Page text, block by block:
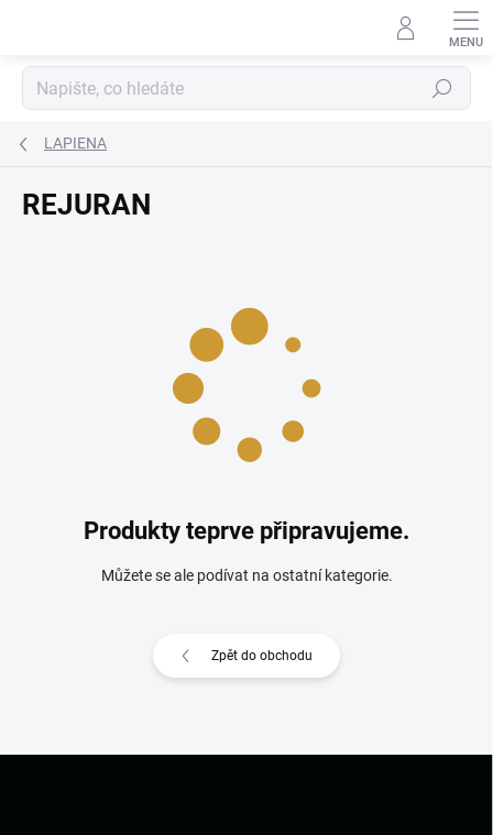
Hledat
LAPIENA
REJURAN
Produkty teprve připravujeme.
Můžete se ale podívat na ostatní kategorie.
Zpět do obchodu